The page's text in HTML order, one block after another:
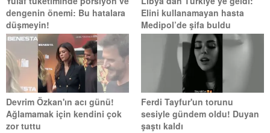
dengenin önemi: Bu hatalara
düşmeyin!
Elini kullanamayan hasta
Medipol’de şifa buldu
Devrim Özkan'ın acı günü!
Ağlamamak için kendini çok
zor tuttu
Ferdi Tayfur'un torunu
sesiyle gündem oldu! Duyan
şaştı kaldı